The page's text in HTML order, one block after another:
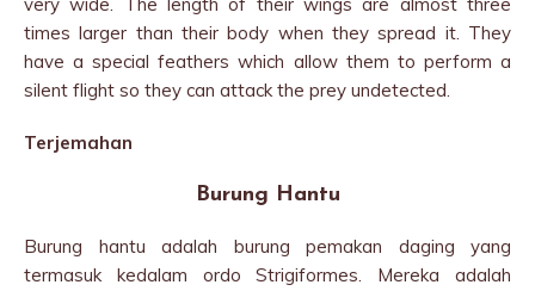
times larger than their body when they spread it. They
have a special feathers which allow them to perform a
silent flight so they can attack the prey undetected.
Terjemahan
Burung Hantu
Burung hantu adalah burung pemakan daging yang
termasuk kedalam ordo Strigiformes. Mereka adalah